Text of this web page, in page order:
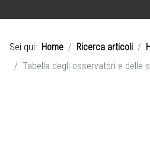
Sei qui: Home Ricerca articoli
Tabella degli osservatori e delle